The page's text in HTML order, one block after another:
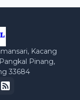
Kacang
Pinang,
33684